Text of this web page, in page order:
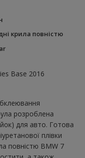
крила повністю
Base 2016
розроблена
для авто. Готова
плівки
повністю BMW 7